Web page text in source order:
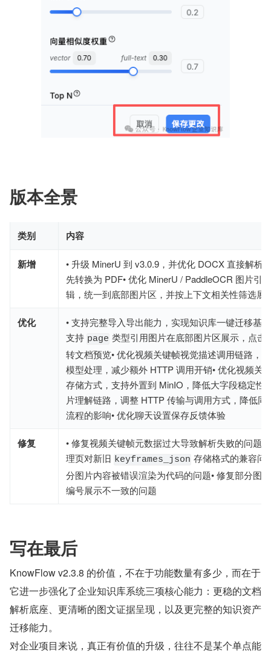
版本全景
类别 内容
新增
• 升级 MinerU 到 v3.0.9，并优化 DOCX 直接解析
先转换为 PDF• 优化 MinerU / PaddleOCR 图片引
辑，统一到底部图片区，并按上下文相关性筛选展
优化
• 支持完整导入导出能力，实现知识库一键迁移基
支持 page 类型引用图片在底部图片区展示，点击
转文档预览• 优化视频关键帧视觉描述调用链路，
模型处理，减少额外 HTTP 调用开销• 优化视频关
存储方式，支持外置到 MinIO，降低大字段稳定性
片理解链路，调整 HTTP 传输与调用方式，降低同
流程的影响• 优化聊天设置保存反馈体验
修复
• 修复视频关键帧元数据过大导致解析失败的问题•
理页对新旧 keyframes_json 存储格式的兼容问
分图片内容被错误渲染为代码的问题• 修复部分图
编号展示不一致的问题
写在最后
KnowFlow v2.3.8 的价值，不在于功能数量有多少，而在于
它进一步强化了企业知识库系统三项核心能力：更稳的文档
解析底座、更清晰的图文证据呈现，以及更完整的知识资产
迁移能力。
对企业项目来说，真正有价值的升级，往往不是某个单点能